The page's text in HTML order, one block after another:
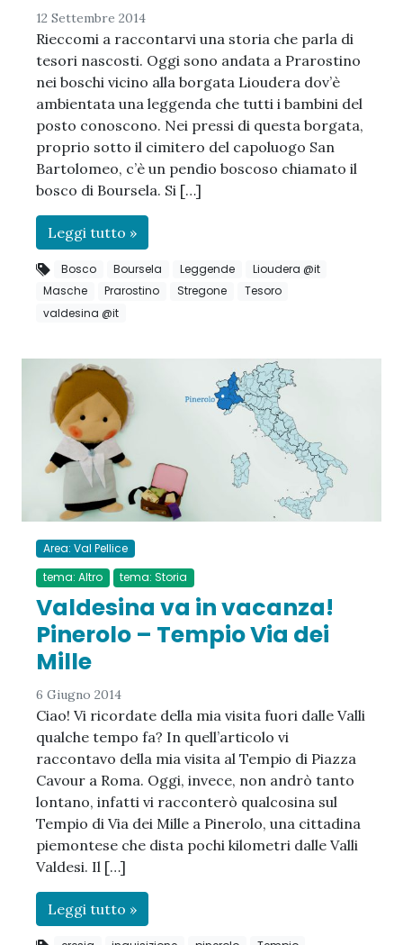
12 Settembre 2014
Rieccomi a raccontarvi una storia che parla di
tesori nascosti. Oggi sono andata a Prarostino
nei boschi vicino alla borgata Lioudera dov’è
ambientata una leggenda che tutti i bambini del
posto conoscono. Nei pressi di questa borgata,
proprio sotto il cimitero del capoluogo San
Bartolomeo, c’è un pendio boscoso chiamato il
bosco di Boursela. Si […]
Leggi tutto »
Bosco Boursela Leggende
Lioudera @it
Masche
Prarostino Stregone
Tesoro
valdesina @it
Area: Val Pellice
tema: Altro
tema: Storia
Valdesina va in vacanza!
Pinerolo – Tempio Via dei
Mille
6 Giugno 2014
Ciao! Vi ricordate della mia visita fuori dalle Valli
qualche tempo fa? In quell’articolo vi
raccontavo della mia visita al Tempio di Piazza
Cavour a Roma. Oggi, invece, non andrò tanto
lontano, infatti vi racconterò qualcosina sul
Tempio di Via dei Mille a Pinerolo, una cittadina
piemontese che dista pochi kilometri dalle Valli
Valdesi. Il […]
Leggi tutto »